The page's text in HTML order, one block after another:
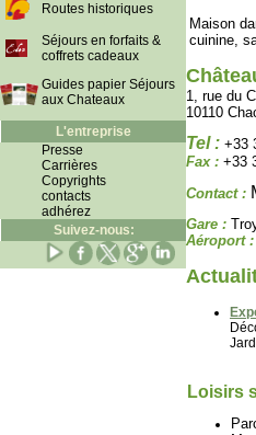
Routes historiques
Séjours en forfaits &
coffrets cadeaux
Guides papier Séjours
aux Chateaux
L'entreprise
Presse
Carrières
Copyrights
contacts
adhérez
Suivez-nous:
Maison
cuinine,
1, rue du
10110
Tel : +33
Fax : +33
Contact :
Gare :
Aéroport :
Loisirs